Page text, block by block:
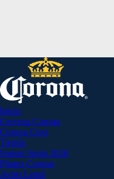
Inicio
Cerveza Corona
Corona Cero
Tienda
Sunset Spots 2026
Planes Corona
Aviso Legal